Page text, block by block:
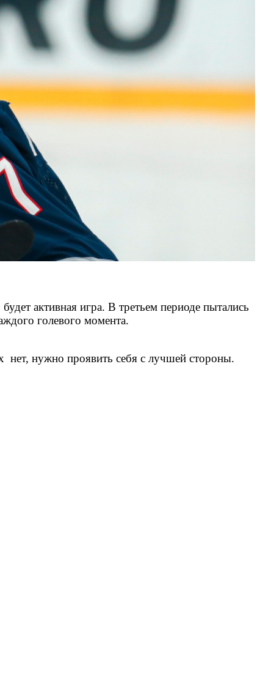
активная игра. В третьем периоде пытались
голевого момента.
нет, нужно проявить себя с лучшей стороны.